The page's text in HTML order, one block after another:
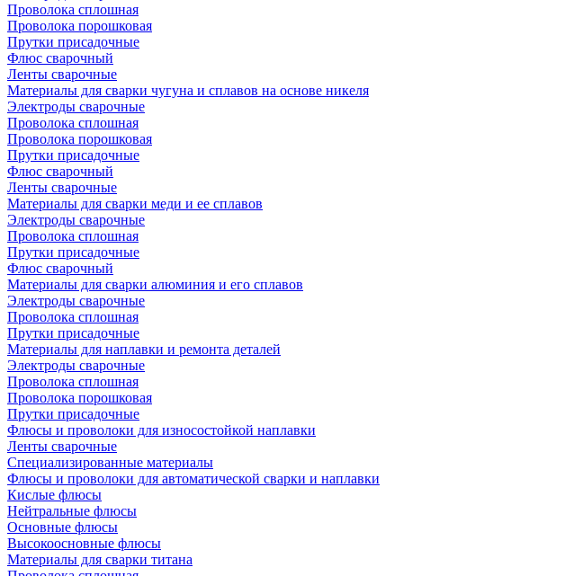
Проволока сплошная
Проволока порошковая
Прутки присадочные
Флюс сварочный
Ленты сварочные
Материалы для сварки чугуна и сплавов на основе никеля
Электроды сварочные
Проволока сплошная
Проволока порошковая
Прутки присадочные
Флюс сварочный
Ленты сварочные
Материалы для сварки меди и ее сплавов
Электроды сварочные
Проволока сплошная
Прутки присадочные
Флюс сварочный
Материалы для сварки алюминия и его сплавов
Электроды сварочные
Проволока сплошная
Прутки присадочные
Материалы для наплавки и ремонта деталей
Электроды сварочные
Проволока сплошная
Проволока порошковая
Прутки присадочные
Флюсы и проволоки для износостойкой наплавки
Ленты сварочные
Специализированные материалы
Флюсы и проволоки для автоматической сварки и наплавки
Кислые флюсы
Нейтральные флюсы
Основные флюсы
Высокоосновные флюсы
Материалы для сварки титана